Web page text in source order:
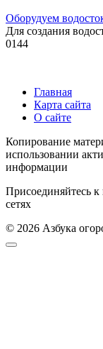
Оборудуем
Для создания
0144
Главная
Карта сайта
О сайте
Копирование
использовании
информации
Присоединяйтесь
сетях
© 2026 Азбука